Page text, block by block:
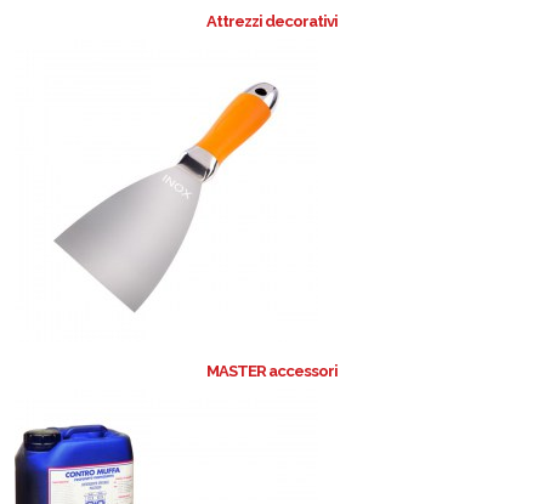
Attrezzi decorativi
MASTER accessori